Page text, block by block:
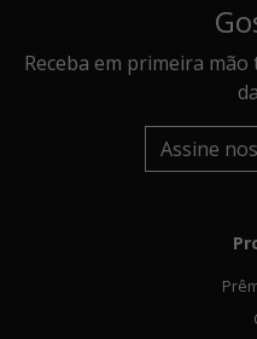
Receba em primeira
Assine